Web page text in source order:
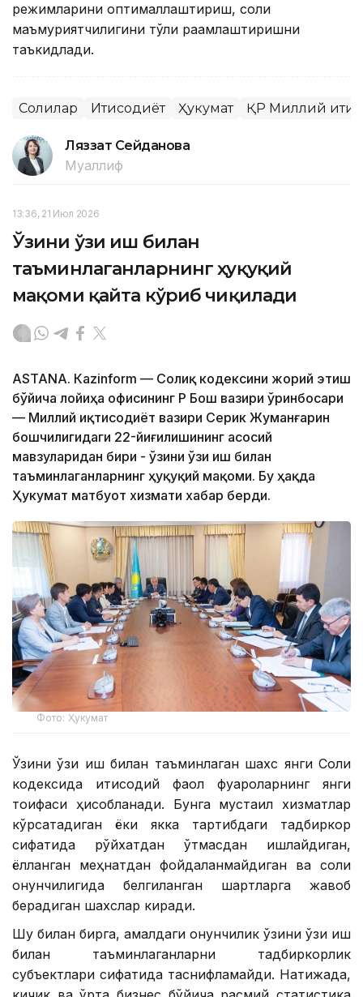
режимларини оптималлаштириш, солиқ
маъмуриятчилигини тўлиқ рақамлаштиришни
таъкидлади.
Солиқлар Иқтисодиёт Ҳукумат ҚР Миллий
Ляззат Сейданова
Муаллиф
13:36, 21 Июл 2026
Ўзини ўзи иш билан
таъминлаганларнинг ҳуқуқий
мақоми қайта кўриб чиқилади
ASTANА. Кazinform — Солиқ кодексини жорий этиш
бўйича лойиҳа офисининг ҚР Бош вазири ўринбосари
— Миллий иқтисодиёт вазири Серик Жуманғарин
бошчилигидаги 22-йиғилишининг асосий
мавзуларидан бири - ўзини ўзи иш билан
таъминлаганларнинг ҳуқуқий мақоми. Бу ҳақда
Ҳукумат матбуот хизмати хабар берди.
Фото: Ҳукумат
Ўзини ўзи иш билан таъминлаган шахс янги Солиқ
кодексида иқтисодий фаол фуқароларнинг янги
тоифаси ҳисобланади. Бунга мустақил хизматлар
кўрсатадиган ёки якка тартибдаги тадбиркор
сифатида рўйхатдан ўтмасдан ишлайдиган,
ёлланган меҳнатдан фойдаланмайдиган ва солиқ
қонунчилигида белгиланган шартларга жавоб
берадиган шахслар киради.
Шу билан бирга, амалдаги қонунчилик ўзини ўзи иш
билан таъминлаганларни тадбиркорлик
субъектлари сифатида таснифламайди. Натижада,